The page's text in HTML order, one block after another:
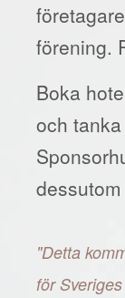
förening.
Boka
och
"Detta
för